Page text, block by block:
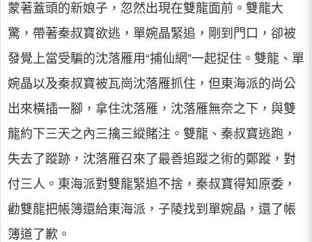
蒙著蓋頭的新娘子，忽然出現在雙龍面前。雙龍大
驚，帶著秦叔寶欲逃，單婉晶緊追，剛到門口，卻被
發覺上當受騙的沈落雁用“捕仙網”一起捉住。雙龍、單
婉晶以及秦叔寶被瓦崗沈落雁抓住，但東海派的尚公
出來橫插一腳，拿住沈落雁，沈落雁無奈之下，與雙
龍約下三天之內三擒三縱賭注。雙龍、秦叔寶逃跑，
失去了蹤跡，沈落雁召來了最善追蹤之術的鄭蹤，對
付三人。東海派對雙龍緊追不捨，秦叔寶得知原委，
勸雙龍把帳簿還給東海派，子陵找到單婉晶，還了帳
簿道了歉。